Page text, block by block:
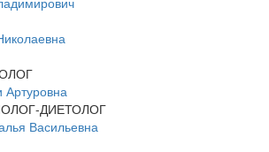
Артуровна
ДИЕТОЛОГ
Васильевна